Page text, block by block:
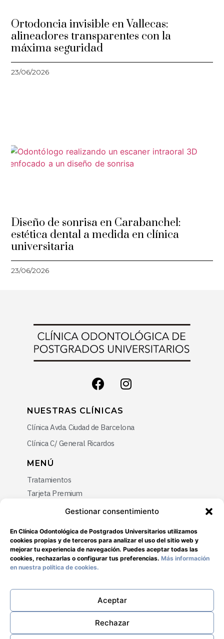
Gestionar consentimiento
En Clínica Odontológica de Postgrados Universitarios utilizamos
cookies propias y de terceros para analizar el uso del sitio web y
mejorar tu experiencia de navegación. Puedes aceptar todas las
cookies, rechazarlas o configurar tus preferencias. Más información
en nuestra política de cookies.
Aceptar
Rechazar
Ortodoncia invisible en Vallecas:
alineadores transparentes con la
máxima seguridad
23/06/2026
Diseño de sonrisa en Carabanchel:
estética dental a medida en clínica
universitaria
23/06/2026
NUESTRAS CLÍNICAS
Clínica Avda. Ciudad de Barcelona
Clínica C/ General Ricardos
MENÚ
Tratamientos
Tarjeta Premium
Promociones
Contacto
NEWSLETTER